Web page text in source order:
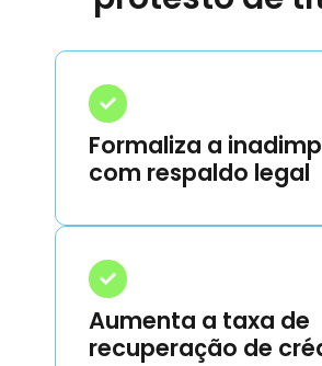
Formaliza a
com respaldo legal
Aumenta a taxa de
recuperação de